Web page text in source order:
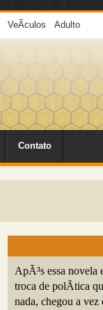
VeÃ­culos Adulto
Contato
ApÃ³s essa novela
troca de polÃ­tica
nada, chegou a vez